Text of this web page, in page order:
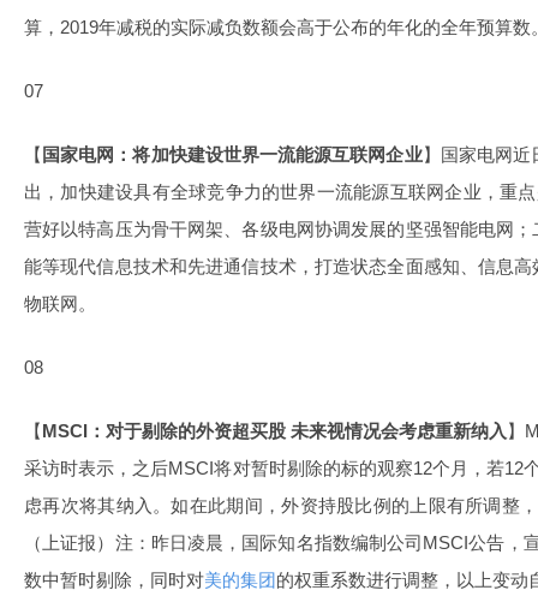
算，2019年减税的实际减负数额会高于公布的年化的全年预算数
07
【 国家电网：将加快建设世界一流能源互联网企业】国家电网近
出，加快建设具有全球竞争力的世界一流能源互联网企业，重
营好以特高压为骨干网架、各级电网协调发展的坚强智能电网
能等现代信息技术和先进通信技术，打造状态全面感知、信息
物联网。
08
【MSCI：对于剔除的外资超买股 未来视情况会考虑重新纳入 】
采访时表示，之后MSCI将对暂时剔除的标的观察12个月，若12
虑再次将其纳入。如在此期间，外资持股比例的上限有所调整
（上证报）注：昨日凌晨，国际知名指数编制公司MSCI公告，
数中暂时剔除，同时对美的集团的权重系数进行调整，以上变动